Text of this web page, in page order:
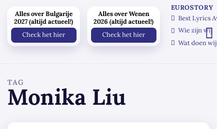
TAG
Monika Liu
Alles over Bulgarije
2027 (altijd actueel!)
Check het hier
Alles over Wenen
2026 (altijd actueel!)
Check het hier
EUROSTORY
Best Lyrics
Wie zijn wij
Wat doen wij